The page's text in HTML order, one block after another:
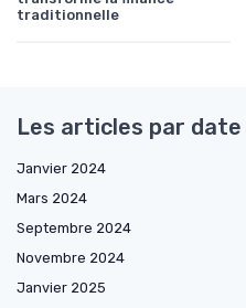
traditionnelle
Les articles par date
Janvier 2024
Mars 2024
Septembre 2024
Novembre 2024
Janvier 2025